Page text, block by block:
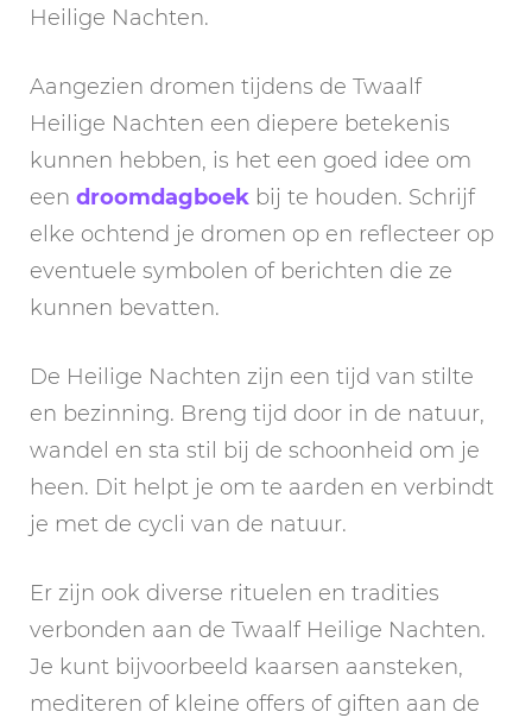
Heilige Nachten.
Aangezien dromen tijdens de Twaalf
Heilige Nachten een diepere betekenis
kunnen hebben, is het een goed idee om
een droomdagboek bij te houden. Schrijf
elke ochtend je dromen op en reflecteer op
eventuele symbolen of berichten die ze
kunnen bevatten.
De Heilige Nachten zijn een tijd van stilte
en bezinning. Breng tijd door in de natuur,
wandel en sta stil bij de schoonheid om je
heen. Dit helpt je om te aarden en verbindt
je met de cycli van de natuur.
Er zijn ook diverse rituelen en tradities
verbonden aan de Twaalf Heilige Nachten.
Je kunt bijvoorbeeld kaarsen aansteken,
mediteren of kleine offers of giften aan de